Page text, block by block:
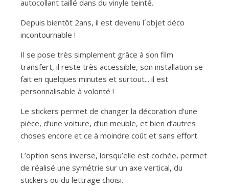
autocollant taillé dans du vinyle teinté.
Depuis bientôt 2ans, il est devenu l´objet déco
incontournable !
Il se pose très simplement grâce à son film
transfert, il reste très accessible, son installation se
fait en quelques minutes et surtout... il est
personnalisable à volonté !
Le stickers permet de changer la décoration d’une
pièce, d’une voiture, d’un meuble, et bien d’autres
choses encore et ce à moindre coût et sans effort.
L’option sens inverse, lorsqu’elle est cochée, permet
de réalisé une symétrie sur un axe vertical, du
stickers ou du lettrage choisi.